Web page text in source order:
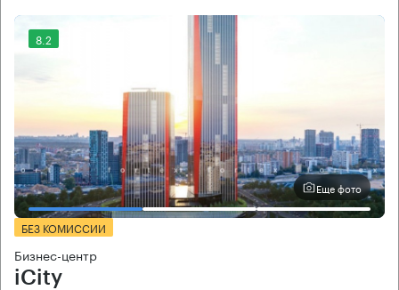
8.2
Еще фото
БЕЗ КОМИССИИ
Бизнес-центр
iCity